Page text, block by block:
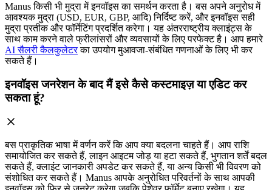
Manus किसी भी मुद्रा में इनवॉइस का समर्थन करता है। बस अपने अनुरोध में
आवश्यक मुद्रा (USD, EUR, GBP, आदि) निर्दिष्ट करें, और इनवॉइस सही
मुद्रा प्रतीक और फॉर्मेटिंग प्रदर्शित करेगा। यह अंतरराष्ट्रीय क्लाइंट्स के
साथ काम करने वाले फ्रीलांसरों और व्यवसायों के लिए परफेक्ट है। आप हमारे
AI सैलरी कैलकुलेटरका उपयोग मुआवजा-संबंधित गणनाओं के लिए भी कर
सकते हैं।
इनवॉइस जनरेशन के बाद मैं इसे कैसे कस्टमाइज़ या एडिट कर
सकता हूं?
बस प्राकृतिक भाषा में वर्णन करें कि आप क्या बदलना चाहते हैं। आप राशि
समायोजित कर सकते हैं, लाइन आइटम जोड़ या हटा सकते हैं, भुगतान शर्तें बदल
सकते हैं, क्लाइंट जानकारी अपडेट कर सकते हैं, या अन्य किसी भी विवरण को
संशोधित कर सकते हैं। Manus आपके अनुरोधित परिवर्तनों के साथ आपकी